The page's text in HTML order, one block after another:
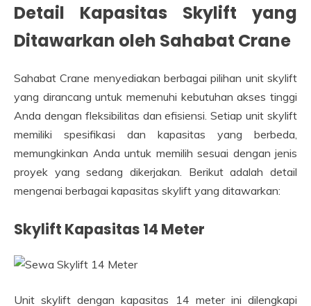
Detail Kapasitas Skylift yang
Ditawarkan oleh Sahabat Crane
Sahabat Crane menyediakan berbagai pilihan unit skylift
yang dirancang untuk memenuhi kebutuhan akses tinggi
Anda dengan fleksibilitas dan efisiensi. Setiap unit skylift
memiliki spesifikasi dan kapasitas yang berbeda,
memungkinkan Anda untuk memilih sesuai dengan jenis
proyek yang sedang dikerjakan. Berikut adalah detail
mengenai berbagai kapasitas skylift yang ditawarkan:
Skylift Kapasitas 14 Meter
Unit skylift dengan kapasitas 14 meter ini dilengkapi